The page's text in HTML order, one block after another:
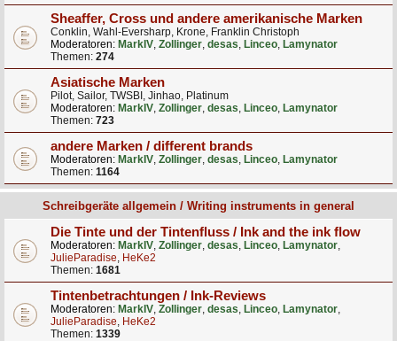
Sheaffer, Cross und andere amerikanische Marken
Conklin, Wahl-Eversharp, Krone, Franklin Christoph
Moderatoren: MarkIV, Zollinger, desas, Linceo, Lamynator
Themen: 274
Asiatische Marken
Pilot, Sailor, TWSBI, Jinhao, Platinum
Moderatoren: MarkIV, Zollinger, desas, Linceo, Lamynator
Themen: 723
andere Marken / different brands
Moderatoren: MarkIV, Zollinger, desas, Linceo, Lamynator
Themen: 1164
Schreibgeräte allgemein / Writing instruments in general
Die Tinte und der Tintenfluss / Ink and the ink flow
Moderatoren: MarkIV, Zollinger, desas, Linceo, Lamynator,
JulieParadise, HeKe2
Themen: 1681
Tintenbetrachtungen / Ink-Reviews
Moderatoren: MarkIV, Zollinger, desas, Linceo, Lamynator,
JulieParadise, HeKe2
Themen: 1339